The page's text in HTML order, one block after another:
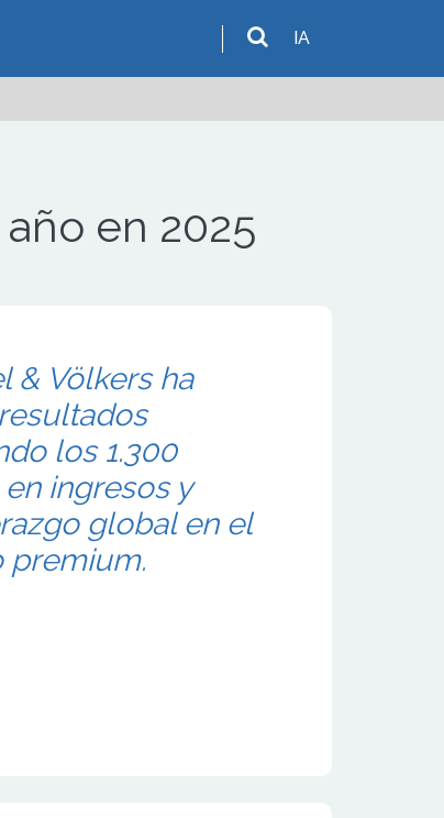
IA
en 2025
& Völkers ha
los 1.300
ingresos y
global en el
premium.